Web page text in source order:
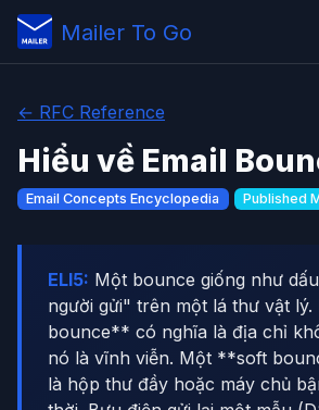
Mailer To Go
← RFC Reference
Hiểu về Email
Email Concepts Encyclopedia Published
ELI5: Một bounce giống như
người gửi" trên một lá thư vật
bounce** có nghĩa là địa chỉ
nó là vĩnh viễn. Một **soft
là hộp thư đầy hoặc máy chủ